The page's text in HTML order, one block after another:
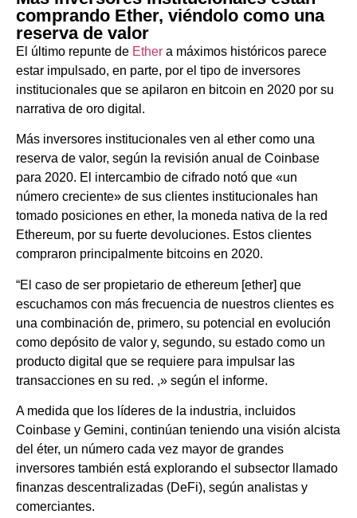
comprando Ether, viéndolo como una
reserva de valor
El último repunte de Ether a máximos históricos parece
estar impulsado, en parte, por el tipo de inversores
institucionales que se apilaron en bitcoin en 2020 por su
narrativa de oro digital.
Más inversores institucionales ven al ether como una
reserva de valor, según la revisión anual de Coinbase
para 2020. El intercambio de cifrado notó que «un
número creciente» de sus clientes institucionales han
tomado posiciones en ether, la moneda nativa de la red
Ethereum, por su fuerte devoluciones. Estos clientes
compraron principalmente bitcoins en 2020.
“El caso de ser propietario de ethereum [ether] que
escuchamos con más frecuencia de nuestros clientes es
una combinación de, primero, su potencial en evolución
como depósito de valor y, segundo, su estado como un
producto digital que se requiere para impulsar las
transacciones en su red. ,» según el informe.
A medida que los líderes de la industria, incluidos
Coinbase y Gemini, continúan teniendo una visión alcista
del éter, un número cada vez mayor de grandes
inversores también está explorando el subsector llamado
finanzas descentralizadas (DeFi), según analistas y
comerciantes.